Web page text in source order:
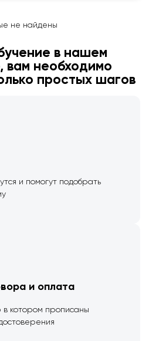
не найдены
в нашем
вам необходимо
простых шагов
и помогут подобрать
и оплата
в котором прописаны